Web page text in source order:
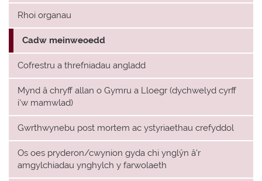
Rhoi organau
Cadw meinweoedd
Cofrestru a threfniadau angladd
Mynd â chryff allan o Gymru a Lloegr (dychwelyd cyrff
i'w mamwlad)
Gwrthwynebu post mortem ac ystyriaethau crefyddol
Os oes pryderon/cwynion gyda chi ynglŷn â'r
amgylchiadau ynghylch y farwolaeth